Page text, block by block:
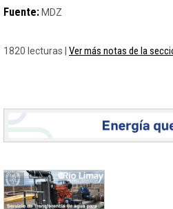
Fuente: MDZ
1820 lecturas | Ver más notas de la